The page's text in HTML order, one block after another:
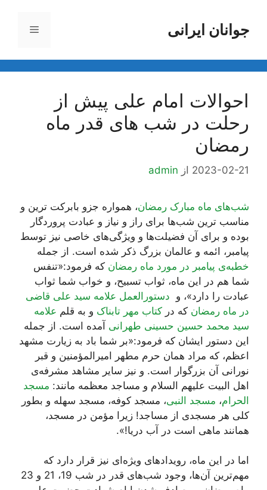
محتواجوانان ایرانی فهرست
احوالات امام علی پیش از
رحلت در شب های قدر ماه
رمضان
2023-02-21 از admin
شب‌های ماه مبارک رمضان، همواره جزو بابرکت ترین و
مناسب ترین شب‌ها برای راز و نیاز و عبادت پروردگار
بوده و برای آن فضیلت‌ها و ویژگی‌های خاصی نیز توسط
پیامبر، ائمه و عالمان بزرگ ذکر شده است. از جمله
خطبه‌ی پیامبر در مورد ماه رمضان که فرمود:«تنفس
شما هم در این ماه، ثواب تسبیح، و خواب شما ثواب
عبادت را دارد»، و دستورالعمل علامه سید علی قاضی
در ماه رمضان که در کتاب مهر تابناک و به قلم علامه
سید محمد حسین حسینی طهرانی آمده است. از جمله
این دستور ایشان که فرمود:«بر شما باد به زیارت مشهد
اعظم، که مراد همان حرم مطهر امیرالمؤمنین و قبر
نورانی آن بزرگوار است. و نیز سایر مشاهد مشرفه‌ی
اهل البیت علیهم السلام و مساجد معظمه مانند: مسجد
الحرام، مسجد النبی، مسجد کوفه، مسجد سهله و بطور
کلی هر مسجدی از مساجد! زیرا مؤمن در مسجد،
همانند ماهی است در آب دریا!».
اما در این ماه، رویدادهای ویژه‌ای نیز قرار دارد که
مهم‌ترین آن‌ها، وجود شب‌های قدر در شب 19، 21 و 23